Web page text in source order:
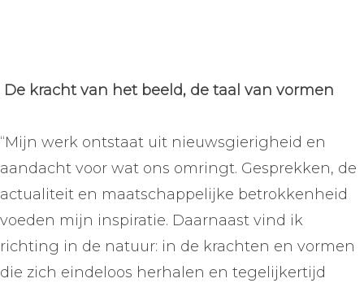
De kracht van het beeld, de taal van vormen
“Mijn werk ontstaat uit nieuwsgierigheid en
aandacht voor wat ons omringt. Gesprekken, de
actualiteit en maatschappelijke betrokkenheid
voeden mijn inspiratie. Daarnaast vind ik
richting in de natuur: in de krachten en vormen
die zich eindeloos herhalen en tegelijkertijd